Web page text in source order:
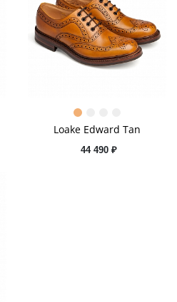
Loake Edward Tan
44 490 ₽